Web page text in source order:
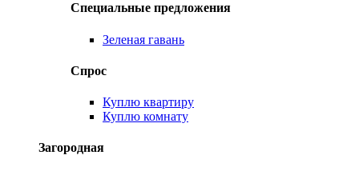
Специальные предложения
Зеленая гавань
Спрос
Куплю квартиру
Куплю комнату
Загородная